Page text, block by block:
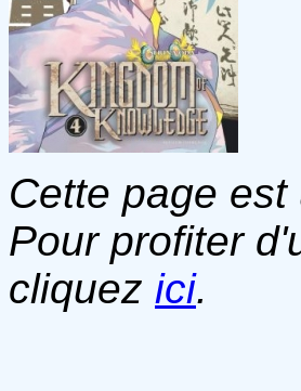
Cette page
Pour profiter
cliquez ici.